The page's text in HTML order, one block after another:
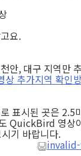
요.
안, 대구 지역만
상 추가지역 확인
표시된 곳은
QuickBird 영상
기 바랍니다.